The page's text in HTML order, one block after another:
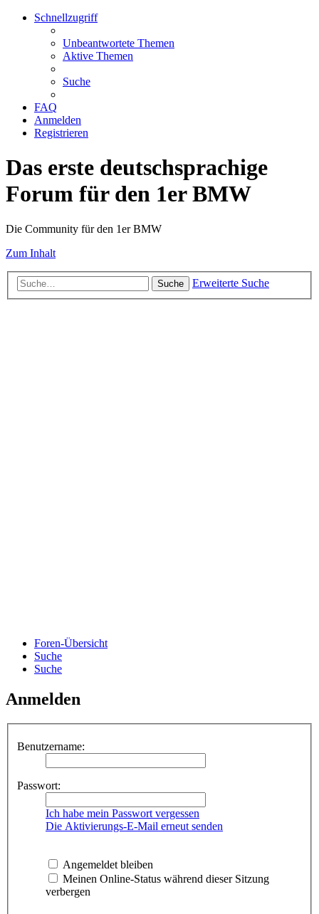
Schnellzugriff
Unbeantwortete Themen
Aktive Themen
Suche
FAQ
Anmelden
Registrieren
Das erste deutschsprachige
Forum für den 1er BMW
Die Community für den 1er BMW
Zum Inhalt
Suche Erweiterte Suche
Foren-Übersicht
Suche
Suche
Anmelden
Benutzername:
Passwort:
Ich habe mein Passwort vergessen
Die Aktivierungs-E-Mail erneut senden
Angemeldet bleiben
Meinen Online-Status während dieser Sitzung
verbergen